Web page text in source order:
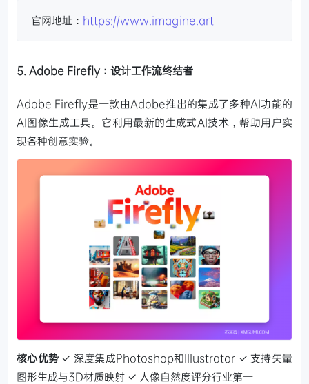
官网地址： https://www.imagine.art
5. Adobe Firefly：设计工作流终结者
Adobe Firefly是一款由Adobe推出的集成了多种AI功能的
AI图像生成工具。它利用最新的生成式AI技术，帮助用户实
现各种创意实验。
核心优势 ✓ 深度集成Photoshop和Illustrator ✓ 支持矢量
图形生成与3D材质映射 ✓ 人像自然度评分行业第一